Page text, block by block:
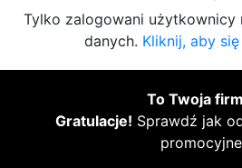
Tylko zalogowani
danych. Kliknij, aby
To Twoja
Gratulacje! Sprawdź jak